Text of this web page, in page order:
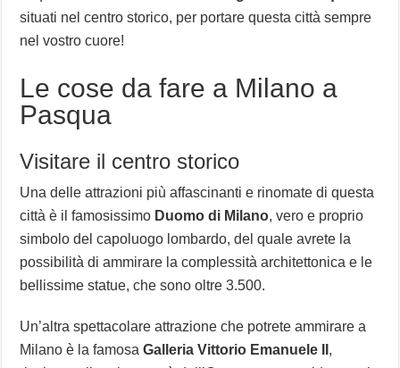
situati nel centro storico, per portare questa città sempre
nel vostro cuore!
Le cose da fare a Milano a
Pasqua
Visitare il centro storico
Una delle attrazioni più affascinanti e rinomate di questa
città è il famosissimo Duomo di Milano, vero e proprio
simbolo del capoluogo lombardo, del quale avrete la
possibilità di ammirare la complessità architettonica e le
bellissime statue, che sono oltre 3.500.
Un’altra spettacolare attrazione che potrete ammirare a
Milano è la famosaGalleria Vittorio Emanuele II ,